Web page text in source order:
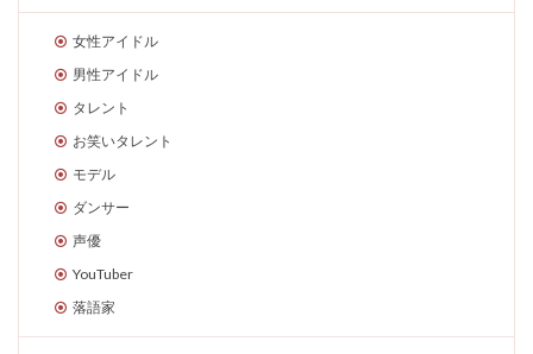
女性アイドル
男性アイドル
タレント
お笑いタレント
モデル
ダンサー
声優
YouTuber
落語家